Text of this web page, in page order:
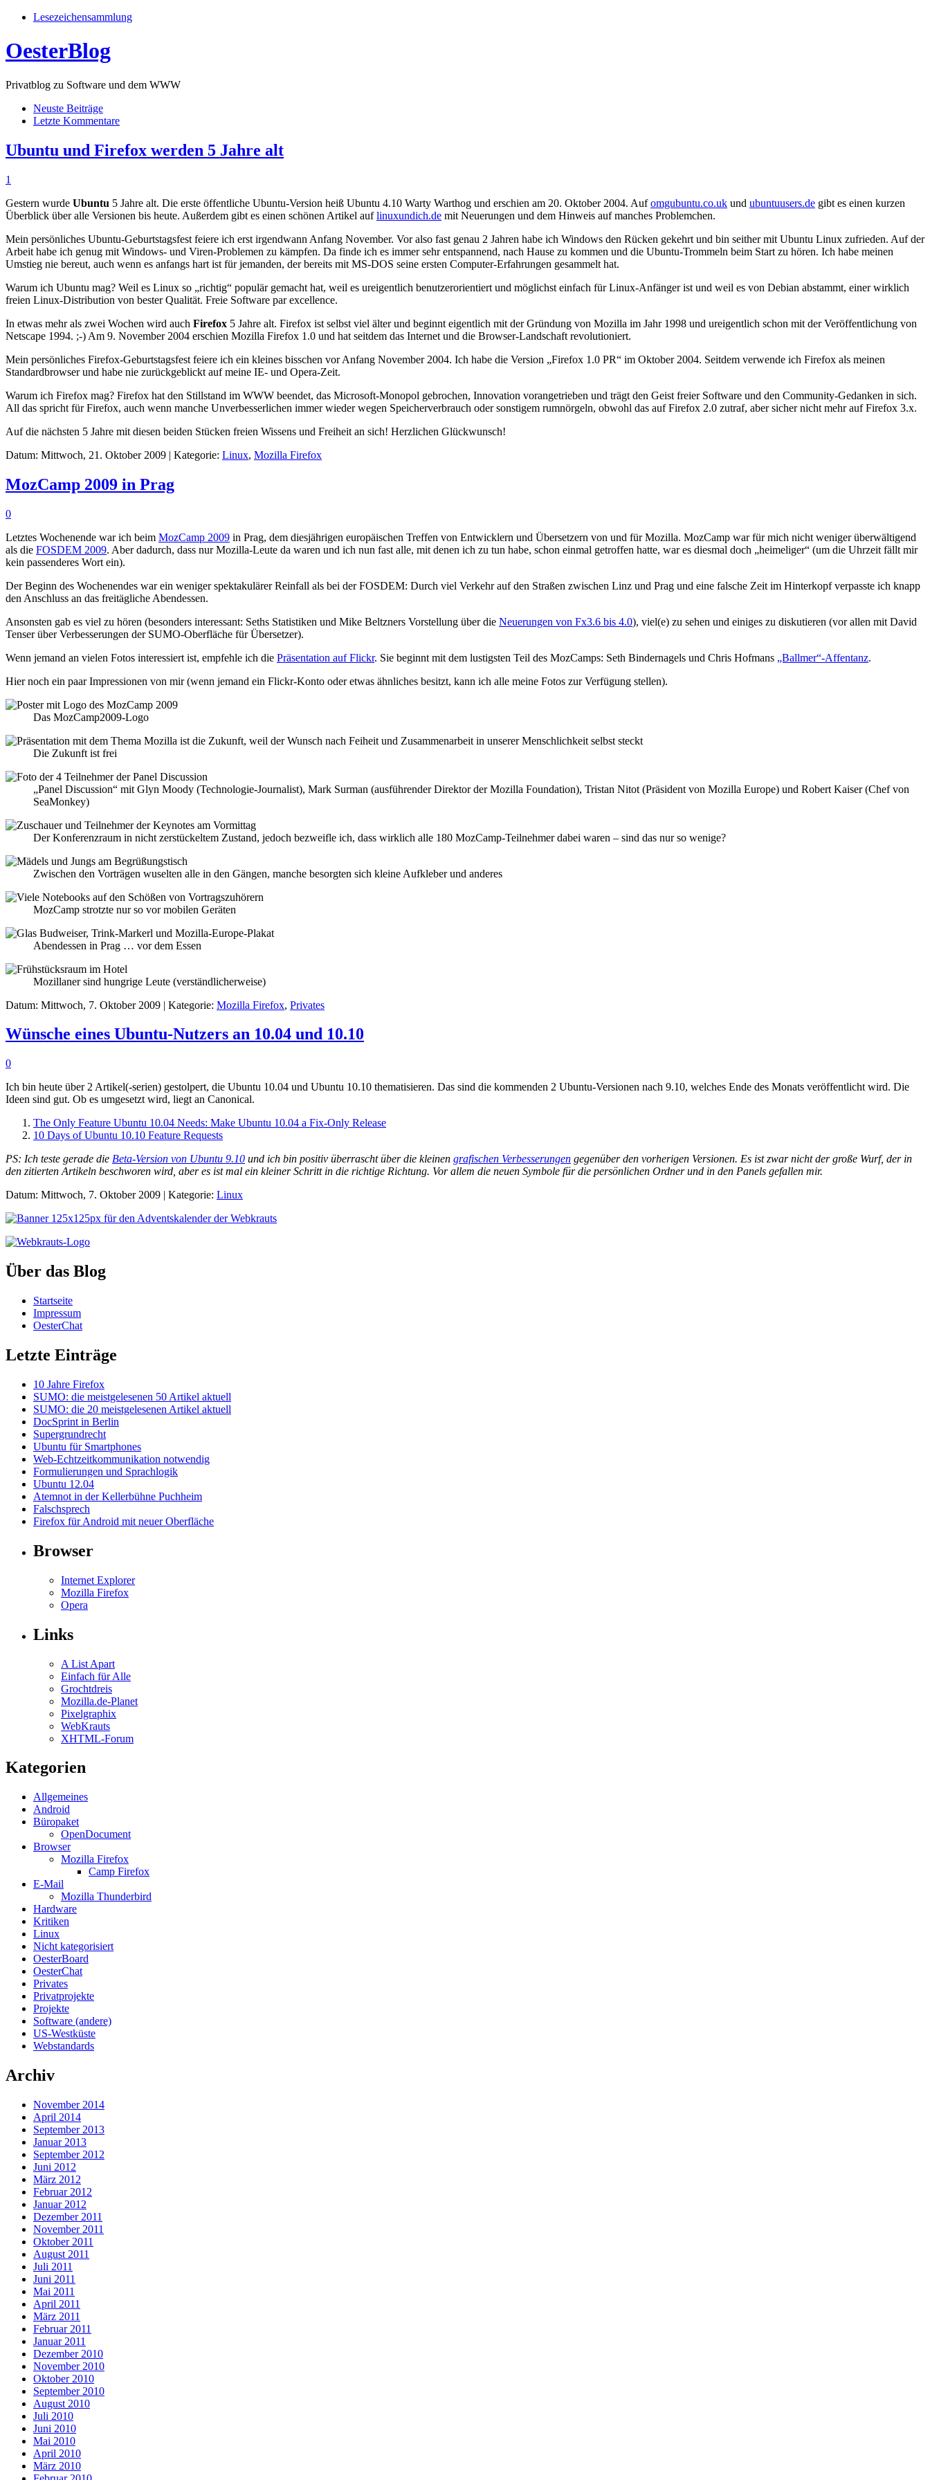
Lesezeichensammlung
OesterBlog
Privatblog zu Software und dem WWW
Neuste Beiträge
Letzte Kommentare
Ubuntu und Firefox werden 5 Jahre alt
1
Gestern wurde Ubuntu 5 Jahre alt. Die erste öffentliche Ubuntu-Version heiß Ubuntu 4.10 Warty Warthog und erschien am 20. Oktober 2004. Aufomgubuntu.co.uk und ubuntuusers.de gibt es einen kurzen
Überblick über alle Versionen bis heute. Außerdem gibt es einen schönen Artikel auflinuxundich.de mit Neuerungen und dem Hinweis auf manches Problemchen.
Mein persönliches Ubuntu-Geburtstagsfest feiere ich erst irgendwann Anfang November. Vor also fast genau 2 Jahren habe ich Windows den Rücken gekehrt und bin seither mit Ubuntu Linux zufrieden. Auf der
Arbeit habe ich genug mit Windows- und Viren-Problemen zu kämpfen. Da finde ich es immer sehr entspannend, nach Hause zu kommen und die Ubuntu-Trommeln beim Start zu hören. Ich habe meinen
Umstieg nie bereut, auch wenn es anfangs hart ist für jemanden, der bereits mit MS-DOS seine ersten Computer-Erfahrungen gesammelt hat.
Warum ich Ubuntu mag? Weil es Linux so „richtig“ populär gemacht hat, weil es ureigentlich benutzerorientiert und möglichst einfach für Linux-Anfänger ist und weil es von Debian abstammt, einer wirklich
freien Linux-Distribution von bester Qualität. Freie Software par excellence.
In etwas mehr als zwei Wochen wird auch Firefox 5 Jahre alt. Firefox ist selbst viel älter und beginnt eigentlich mit der Gründung von Mozilla im Jahr 1998 und ureigentlich schon mit der Veröffentlichung von
Netscape 1994. ;-) Am 9. November 2004 erschien Mozilla Firefox 1.0 und hat seitdem das Internet und die Browser-Landschaft revolutioniert.
Mein persönliches Firefox-Geburtstagsfest feiere ich ein kleines bisschen vor Anfang November 2004. Ich habe die Version „Firefox 1.0 PR“ im Oktober 2004. Seitdem verwende ich Firefox als meinen
Standardbrowser und habe nie zurückgeblickt auf meine IE- und Opera-Zeit.
Warum ich Firefox mag? Firefox hat den Stillstand im WWW beendet, das Microsoft-Monopol gebrochen, Innovation vorangetrieben und trägt den Geist freier Software und den Community-Gedanken in sich.
All das spricht für Firefox, auch wenn manche Unverbesserlichen immer wieder wegen Speicherverbrauch oder sonstigem rumnörgeln, obwohl das auf Firefox 2.0 zutraf, aber sicher nicht mehr auf Firefox 3.x.
Auf die nächsten 5 Jahre mit diesen beiden Stücken freien Wissens und Freiheit an sich! Herzlichen Glückwunsch!
Datum: Mittwoch, 21. Oktober 2009 | Kategorie: Linux, Mozilla Firefox
MozCamp 2009 in Prag
0
Letztes Wochenende war ich beim MozCamp 2009 in Prag, dem diesjährigen europäischen Treffen von Entwicklern und Übersetzern von und für Mozilla. MozCamp war für mich nicht weniger überwältigend
als die FOSDEM 2009. Aber dadurch, dass nur Mozilla-Leute da waren und ich nun fast alle, mit denen ich zu tun habe, schon einmal getroffen hatte, war es diesmal doch „heimeliger“ (um die Uhrzeit fällt mir
kein passenderes Wort ein).
Der Beginn des Wochenendes war ein weniger spektakulärer Reinfall als bei der FOSDEM: Durch viel Verkehr auf den Straßen zwischen Linz und Prag und eine falsche Zeit im Hinterkopf verpasste ich knapp
den Anschluss an das freitägliche Abendessen.
Ansonsten gab es viel zu hören (besonders interessant: Seths Statistiken und Mike Beltzners Vorstellung über die Neuerungen von Fx3.6 bis 4.0), viel(e) zu sehen und einiges zu diskutieren (vor allen mit David
Tenser über Verbesserungen der SUMO-Oberfläche für Übersetzer).
Wenn jemand an vielen Fotos interessiert ist, empfehle ich die Präsentation auf Flickr. Sie beginnt mit dem lustigsten Teil des MozCamps: Seth Bindernagels und Chris Hofmans „Ballmer“-Affentanz.
Hier noch ein paar Impressionen von mir (wenn jemand ein Flickr-Konto oder etwas ähnliches besitzt, kann ich alle meine Fotos zur Verfügung stellen).
Das MozCamp2009-Logo
Die Zukunft ist frei
„Panel Discussion“ mit Glyn Moody (Technologie-Journalist), Mark Surman (ausführender Direktor der Mozilla Foundation), Tristan Nitot (Präsident von Mozilla Europe) und Robert Kaiser (Chef von
SeaMonkey)
Der Konferenzraum in nicht zerstückeltem Zustand, jedoch bezweifle ich, dass wirklich alle 180 MozCamp-Teilnehmer dabei waren – sind das nur so wenige?
Zwischen den Vorträgen wuselten alle in den Gängen, manche besorgten sich kleine Aufkleber und anderes
MozCamp strotzte nur so vor mobilen Geräten
Abendessen in Prag … vor dem Essen
Mozillaner sind hungrige Leute (verständlicherweise)
Datum: Mittwoch, 7. Oktober 2009 | Kategorie: Mozilla Firefox, Privates
Wünsche eines Ubuntu-Nutzers an 10.04 und 10.10
0
Ich bin heute über 2 Artikel(-serien) gestolpert, die Ubuntu 10.04 und Ubuntu 10.10 thematisieren. Das sind die kommenden 2 Ubuntu-Versionen nach 9.10, welches Ende des Monats veröffentlicht wird. Die
Ideen sind gut. Ob es umgesetzt wird, liegt an Canonical.
The Only Feature Ubuntu 10.04 Needs: Make Ubuntu 10.04 a Fix-Only Release
10 Days of Ubuntu 10.10 Feature Requests
PS: Ich teste gerade die Beta-Version von Ubuntu 9.10 und ich bin positiv überrascht über die kleinen grafischen Verbesserungen gegenüber den vorherigen Versionen. Es ist zwar nicht der große Wurf, der in
den zitierten Artikeln beschworen wird, aber es ist mal ein kleiner Schritt in die richtige Richtung. Vor allem die neuen Symbole für die persönlichen Ordner und in den Panels gefallen mir.
Datum: Mittwoch, 7. Oktober 2009 | Kategorie: Linux
Über das Blog
Startseite
Impressum
OesterChat
Letzte Einträge
10 Jahre Firefox
SUMO: die meistgelesenen 50 Artikel aktuell
SUMO: die 20 meistgelesenen Artikel aktuell
DocSprint in Berlin
Supergrundrecht
Ubuntu für Smartphones
Web-Echtzeitkommunikation notwendig
Formulierungen und Sprachlogik
Ubuntu 12.04
Atemnot in der Kellerbühne Puchheim
Falschsprech
Firefox für Android mit neuer Oberfläche
Browser
Internet Explorer
Mozilla Firefox
Opera
Links
A List Apart
Einfach für Alle
Grochtdreis
Mozilla.de-Planet
Pixelgraphix
WebKrauts
XHTML-Forum
Kategorien
Allgemeines
Android
Büropaket
OpenDocument
Browser
Mozilla Firefox
Camp Firefox
E-Mail
Mozilla Thunderbird
Hardware
Kritiken
Linux
Nicht kategorisiert
OesterBoard
OesterChat
Privates
Privatprojekte
Projekte
Software (andere)
US-Westküste
Webstandards
Archiv
November 2014
April 2014
September 2013
Januar 2013
September 2012
Juni 2012
März 2012
Februar 2012
Januar 2012
Dezember 2011
November 2011
Oktober 2011
August 2011
Juli 2011
Juni 2011
Mai 2011
April 2011
März 2011
Februar 2011
Januar 2011
Dezember 2010
November 2010
Oktober 2010
September 2010
August 2010
Juli 2010
Juni 2010
Mai 2010
April 2010
März 2010